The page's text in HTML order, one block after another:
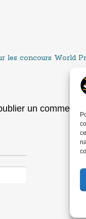
les concours World
un